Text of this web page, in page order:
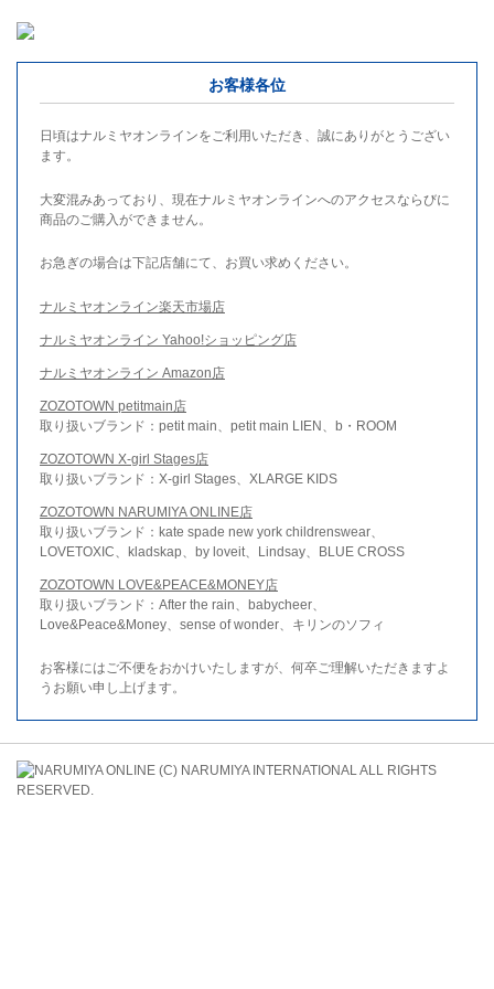
お客様各位
日頃はナルミヤオンラインをご利用いただき、誠にありがとうござい
ます。
大変混みあっており、現在ナルミヤオンラインへのアクセスならびに
商品のご購入ができません。
お急ぎの場合は下記店舗にて、お買い求めください。
ナルミヤオンライン楽天市場店
ナルミヤオンライン Yahoo!ショッピング店
ナルミヤオンライン Amazon店
ZOZOTOWN petitmain店
取り扱いブランド：petit main、petit main LIEN、b・ROOM
ZOZOTOWN X-girl Stages店
取り扱いブランド：X-girl Stages、XLARGE KIDS
ZOZOTOWN NARUMIYA ONLINE店
取り扱いブランド：kate spade new york childrenswear、
LOVETOXIC、kladskap、by loveit、Lindsay、BLUE CROSS
ZOZOTOWN LOVE&PEACE&MONEY店
取り扱いブランド：After the rain、babycheer、
Love&Peace&Money、sense of wonder、キリンのソフィ
お客様にはご不便をおかけいたしますが、何卒ご理解いただきますよ
うお願い申し上げます。